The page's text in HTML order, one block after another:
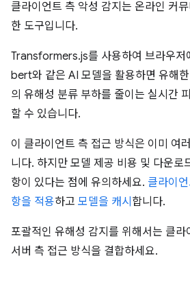
클라이언트 측 악성 감지는 온라인 커
한 도구입니다.
Transformers.js를 사용하여 브라우
bert와 같은 AI 모델을 활용하면 유해
의 유해성 분류 부하를 줄이는 실시간
할 수 있습니다.
이 클라이언트 측 접근 방식은 이미 여
니다. 하지만 모델 제공 비용 및 다운로
항이 있다는 점에 유의하세요. 클라이
항을 적용하고 모델을 캐시 합니다.
포괄적인 유해성 감지를 위해서는 클
서버 측 접근 방식을 결합하세요.